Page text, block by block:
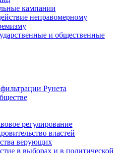
кампании
неправомерному
и общественные
Рунета
регулирование
властей
верующих
в выборах и в политической